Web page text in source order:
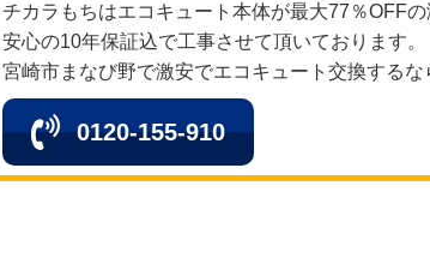
チカラもちはエコキュート本体が最大77％OFFの
安心の10年保証込で工事させて頂いております。
宮崎市まなび野で激安でエコキュート交換するな
0120-155-910